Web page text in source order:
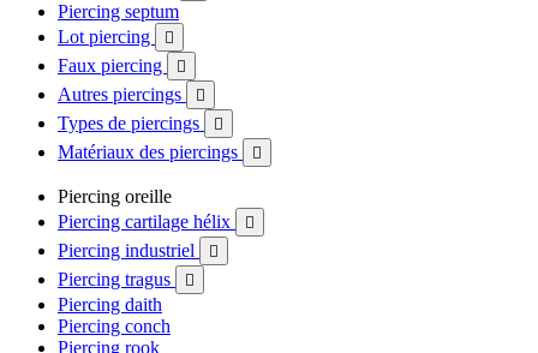
Piercing septum
Lot piercing

Faux piercing 
Autres piercings 
Types de piercings 
Matériaux des piercings 
Piercing oreille
Piercing cartilage hélix

Piercing industriel 
Piercing tragus 
Piercing daith
Piercing conch
Piercing rook